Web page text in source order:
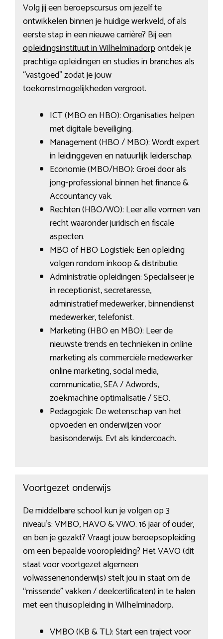
Volg jij een beroepscursus om jezelf te
ontwikkelen binnen je huidige werkveld, of als
eerste stap in een nieuwe carrière? Bij een
opleidingsinstituut in Wilhelminadorpontdek je
prachtige opleidingen en studies in branches als
“vastgoed” zodat je jouw
toekomstmogelijkheden vergroot.
ICT (MBO en HBO): Organisaties helpen
met digitale beveiliging.
Management (HBO / MBO): Wordt expert
in leidinggeven en natuurlijk leiderschap.
Economie (MBO/HBO): Groei door als
jong-professional binnen het finance &
Accountancy vak.
Rechten (HBO/WO): Leer alle vormen van
recht waaronder juridisch en fiscale
aspecten.
MBO of HBO Logistiek: Een opleiding
volgen rondom inkoop & distributie.
Administratie opleidingen: Specialiseer je
in receptionist, secretaresse,
administratief medewerker, binnendienst
medewerker, telefonist.
Marketing (HBO en MBO): Leer de
nieuwste trends en technieken in online
marketing als commerciële medewerker
online marketing, social media,
communicatie, SEA / Adwords,
zoekmachine optimalisatie / SEO.
Pedagogiek: De wetenschap van het
opvoeden en onderwijzen voor
basisonderwijs. Evt als kindercoach.
Voortgezet onderwijs
De middelbare school kun je volgen op 3
niveau’s: VMBO, HAVO & VWO. 16 jaar of ouder,
en ben je gezakt? Vraagt jouw beroepsopleiding
om een bepaalde vooropleiding? Het VAVO (dit
staat voor voortgezet algemeen
volwassenenonderwijs) stelt jou in staat om de
“missende” vakken / deelcertificaten) in te halen
met een thuisopleiding in Wilhelminadorp.
VMBO (KB & TL): Start een traject voor